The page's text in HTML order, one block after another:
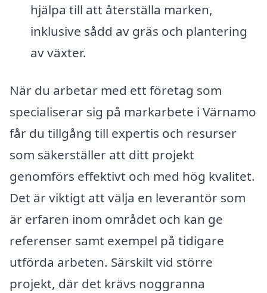
hjälpa till att återställa marken,
inklusive sådd av gräs och plantering
av växter.
När du arbetar med ett företag som
specialiserar sig på markarbete i Värnamo
får du tillgång till expertis och resurser
som säkerställer att ditt projekt
genomförs effektivt och med hög kvalitet.
Det är viktigt att välja en leverantör som
är erfaren inom området och kan ge
referenser samt exempel på tidigare
utförda arbeten. Särskilt vid större
projekt, där det krävs noggranna